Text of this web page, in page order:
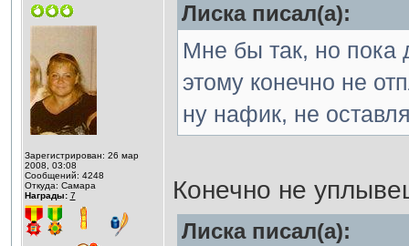
Зарегистрирован: 26 мар
2008, 03:08
Сообщений: 4248
Откуда: Самара
Награды: 7
Лиска писал(а):
Мне бы так, но пока
этому конечно не
ну нафик, не
Конечно не
Лиска писал(а):